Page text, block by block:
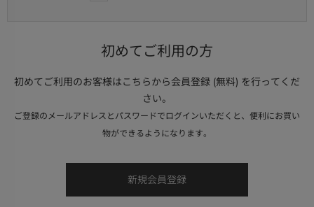
初めてご利用の方
初めてご利用のお客様はこちらから会員登録 (無料) を行ってくだ
さい。
ご登録のメールアドレスとパスワードでログインいただくと、便利にお買い
物ができるようになります。